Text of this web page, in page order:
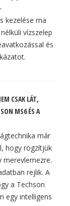
kezelése ma
vízszelep
és
CSAK LÁT,
MS6 ÉS A
már
hogy rögzítjük
merevlemezre.
rejlik. A
a Techson
egy intelligens